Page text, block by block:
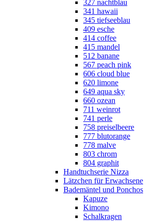
327 nachtblau
341 hawaii
345 tiefseeblau
409 esche
414 coffee
415 mandel
512 banane
567 peach pink
606 cloud blue
620 limone
649 aqua sky
660 ozean
711 weinrot
741 perle
758 preiselbeere
777 blutorange
778 malve
803 chrom
804 graphit
Handtuchserie Nizza
Lätzchen für Erwachsene
Bademäntel und Ponchos
Kapuze
Kimono
Schalkragen